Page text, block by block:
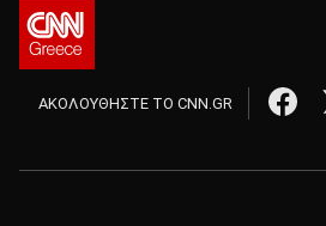
ΑΚΟΛΟΥΘΗΣΤΕ ΤΟ CNN.GR